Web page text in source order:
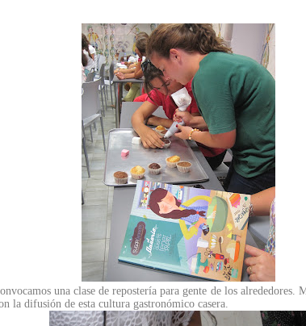
una clase de repostería para gente de los
la difusión de esta cultura gastronómico casera.